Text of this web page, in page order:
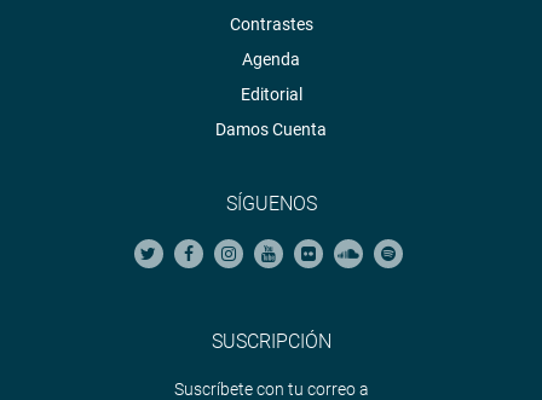
Contrastes
Agenda
Editorial
Damos Cuenta
SÍGUENOS
SUSCRIPCIÓN
Suscríbete con tu correo a